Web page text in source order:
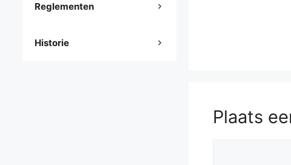
Plaats
Reglementen
Historie